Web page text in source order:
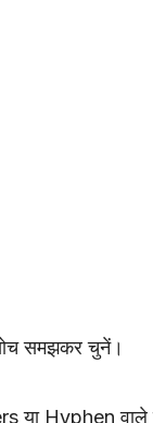
समझकर चुनें।
या Hyphen वाले